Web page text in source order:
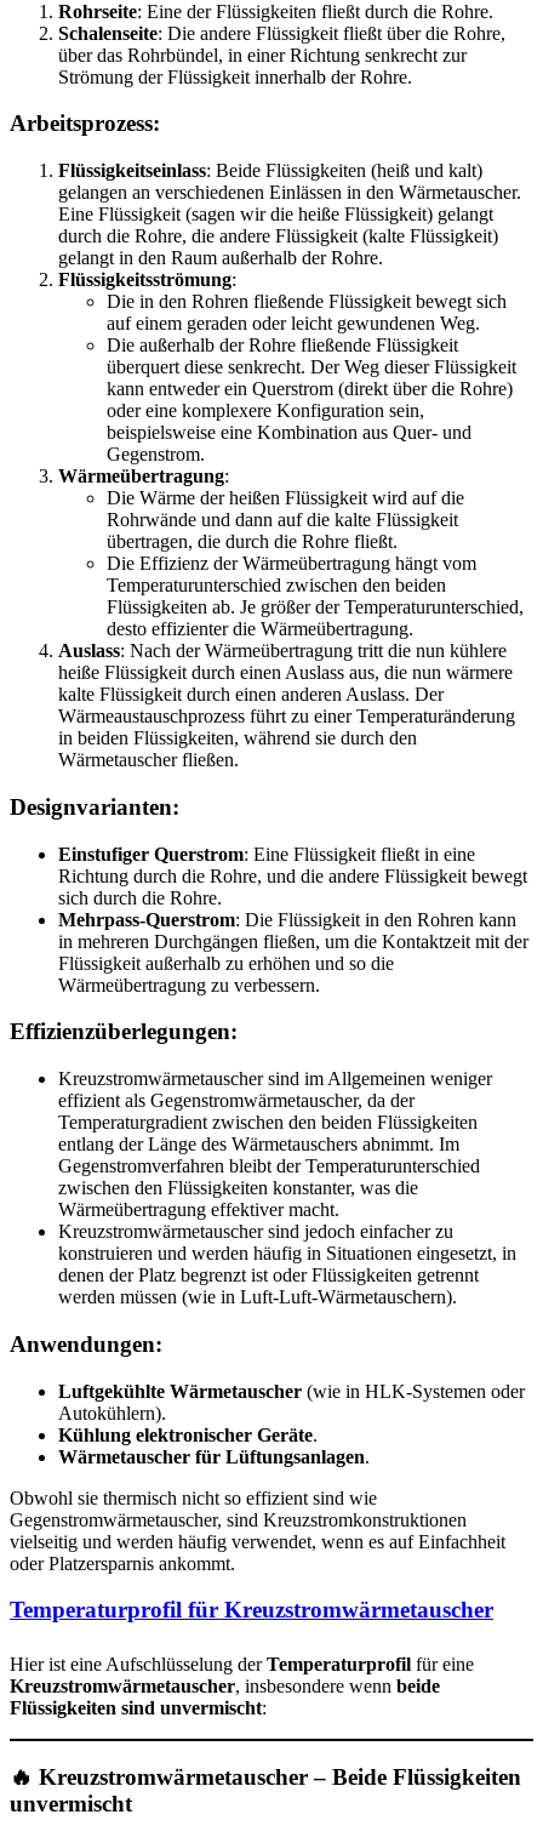
Rohrseite: Eine der Flüssigkeiten fließt durch die Rohre.
Schalenseite: Die andere Flüssigkeit fließt über die Rohre,
über das Rohrbündel, in einer Richtung senkrecht zur
Strömung der Flüssigkeit innerhalb der Rohre.
Arbeitsprozess:
Flüssigkeitseinlass: Beide Flüssigkeiten (heiß und kalt)
gelangen an verschiedenen Einlässen in den Wärmetauscher.
Eine Flüssigkeit (sagen wir die heiße Flüssigkeit) gelangt
durch die Rohre, die andere Flüssigkeit (kalte Flüssigkeit)
gelangt in den Raum außerhalb der Rohre.
Flüssigkeitsströmung:
Die in den Rohren fließende Flüssigkeit bewegt sich
auf einem geraden oder leicht gewundenen Weg.
Die außerhalb der Rohre fließende Flüssigkeit
überquert diese senkrecht. Der Weg dieser Flüssigkeit
kann entweder ein Querstrom (direkt über die Rohre)
oder eine komplexere Konfiguration sein,
beispielsweise eine Kombination aus Quer- und
Gegenstrom.
Wärmeübertragung:
Die Wärme der heißen Flüssigkeit wird auf die
Rohrwände und dann auf die kalte Flüssigkeit
übertragen, die durch die Rohre fließt.
Die Effizienz der Wärmeübertragung hängt vom
Temperaturunterschied zwischen den beiden
Flüssigkeiten ab. Je größer der Temperaturunterschied,
desto effizienter die Wärmeübertragung.
Auslass: Nach der Wärmeübertragung tritt die nun kühlere
heiße Flüssigkeit durch einen Auslass aus, die nun wärmere
kalte Flüssigkeit durch einen anderen Auslass. Der
Wärmeaustauschprozess führt zu einer Temperaturänderung
in beiden Flüssigkeiten, während sie durch den
Wärmetauscher fließen.
Designvarianten:
Einstufiger Querstrom: Eine Flüssigkeit fließt in eine
Richtung durch die Rohre, und die andere Flüssigkeit bewegt
sich durch die Rohre.
Mehrpass-Querstrom: Die Flüssigkeit in den Rohren kann
in mehreren Durchgängen fließen, um die Kontaktzeit mit der
Flüssigkeit außerhalb zu erhöhen und so die
Wärmeübertragung zu verbessern.
Effizienzüberlegungen:
Kreuzstromwärmetauscher sind im Allgemeinen weniger
effizient als Gegenstromwärmetauscher, da der
Temperaturgradient zwischen den beiden Flüssigkeiten
entlang der Länge des Wärmetauschers abnimmt. Im
Gegenstromverfahren bleibt der Temperaturunterschied
zwischen den Flüssigkeiten konstanter, was die
Wärmeübertragung effektiver macht.
Kreuzstromwärmetauscher sind jedoch einfacher zu
konstruieren und werden häufig in Situationen eingesetzt, in
denen der Platz begrenzt ist oder Flüssigkeiten getrennt
werden müssen (wie in Luft-Luft-Wärmetauschern).
Anwendungen:
Luftgekühlte Wärmetauscher (wie in HLK-Systemen oder
Autokühlern).
Kühlung elektronischer Geräte.
Wärmetauscher für Lüftungsanlagen.
Obwohl sie thermisch nicht so effizient sind wie
Gegenstromwärmetauscher, sind Kreuzstromkonstruktionen
vielseitig und werden häufig verwendet, wenn es auf Einfachheit
oder Platzersparnis ankommt.
Temperaturprofil für Kreuzstromwärmetauscher
Hier ist eine Aufschlüsselung derTemperaturprofil für eine
Kreuzstromwärmetauscher, insbesondere wenn beide
Flüssigkeiten sind unvermischt:
🔥 Kreuzstromwärmetauscher – Beide Flüssigkeiten
unvermischt